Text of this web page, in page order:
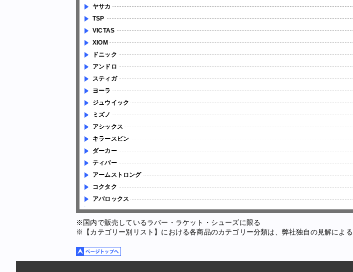
ヤサカ
TSP
VICTAS
XIOM
ドニック
アンドロ
スティガ
ヨーラ
ジュウイック
ミズノ
アシックス
キラースピン
ダーカー
ティバー
アームストロング
コクタク
アバロックス
※国内で販売しているラバー・ラケット・シューズに限る
※【カテゴリー別リスト】における各商品のカテゴリー分類は、弊社独自の見解による